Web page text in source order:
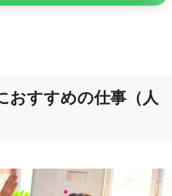
おすすめの仕事（人